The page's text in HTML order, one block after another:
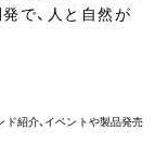
で、人と自然が
紹介、イベントや製品発売